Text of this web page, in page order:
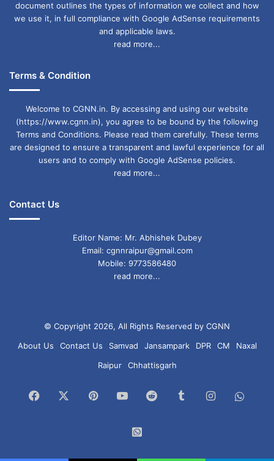
document outlines the types of information we collect and how
we use it, in full compliance with Google AdSense requirements
and applicable laws.
read more...
Terms & Condition
Welcome to CGNN.in. By accessing and using our website
(https://www.cgnn.in), you agree to be bound by the following
Terms and Conditions. Please read them carefully. These terms
are designed to ensure a transparent and lawful experience for all
users and to comply with Google AdSense policies.
read more...
Contact Us
Editor Name: Mr. Abhishek Dubey
Email: cgnnraipur@gmail.com
Mobile: 9773586480
read more...
© Copyright 2026, All Rights Reserved by CGNN
About Us
Contact Us Samvad Jansampark DPR CM
Naxal
Raipur
Chhattisgarh
Facebook PinterestYouTubeReddit TumblrInstagram